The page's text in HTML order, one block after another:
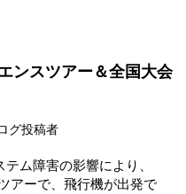
ンスツアー＆全国大会
グ投稿者
ム障害の影響により、
アーで、飛行機が出発で